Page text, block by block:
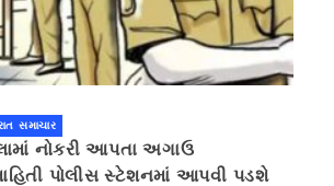
સમાચાર
નોકરી આપતા અગાઉ
પોલીસ સ્ટેશનમાં આપવી પડશે